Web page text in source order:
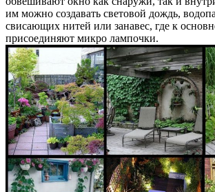
им можно создавать световой дождь,
свисающих нитей или занавес, где к
присоединяют микро лампочки.